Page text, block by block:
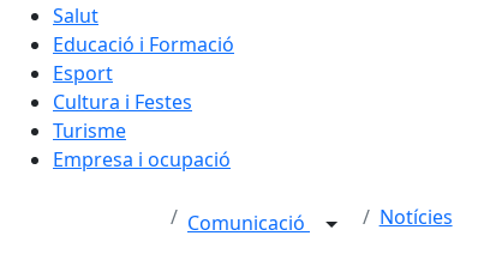
Salut
Educació i Formació
Esport
Cultura i Festes
Turisme
Empresa i ocupació
Comunicació Notícies